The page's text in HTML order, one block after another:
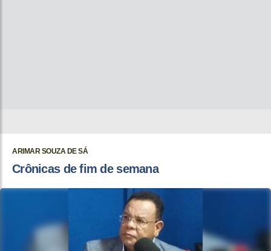
ARIMAR SOUZA DE SÁ
Crônicas de fim de semana